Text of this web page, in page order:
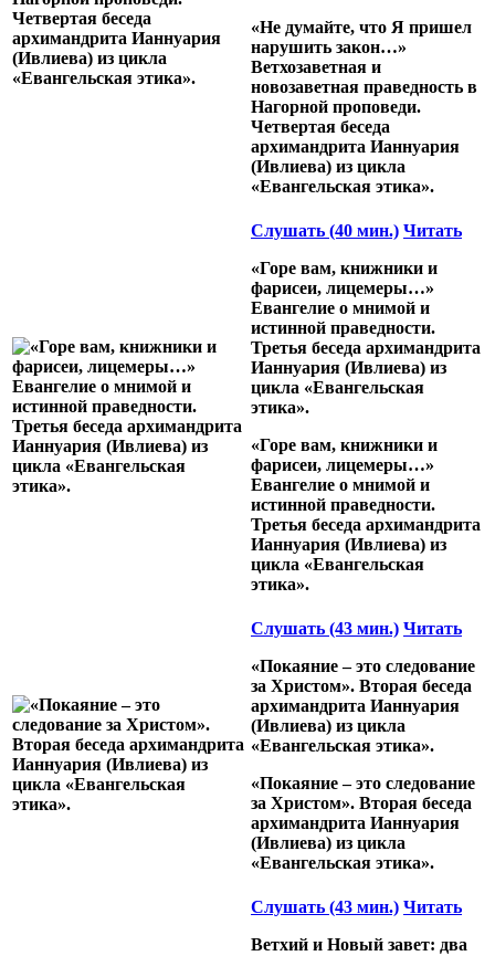
«Не думайте, что Я пришел
нарушить закон…»
Ветхозаветная и
новозаветная праведность в
Нагорной проповеди.
Четвертая беседа
архимандрита Ианнуария
(Ивлиева) из цикла
«Евангельская этика».
Слушать (40 мин.) Читать
«Горе вам, книжники и
фарисеи, лицемеры…»
Евангелие о мнимой и
истинной праведности.
Третья беседа архимандрита
Ианнуария (Ивлиева) из
цикла «Евангельская
этика».
«Горе вам, книжники и
фарисеи, лицемеры…»
Евангелие о мнимой и
истинной праведности.
Третья беседа архимандрита
Ианнуария (Ивлиева) из
цикла «Евангельская
этика».
Слушать (43 мин.) Читать
«Покаяние – это следование
за Христом». Вторая беседа
архимандрита Ианнуария
(Ивлиева) из цикла
«Евангельская этика».
«Покаяние – это следование
за Христом». Вторая беседа
архимандрита Ианнуария
(Ивлиева) из цикла
«Евангельская этика».
Слушать (43 мин.) Читать
Ветхий и Новый завет: два